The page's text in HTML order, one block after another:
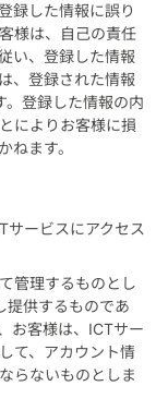
録した情報に誤り
様は、自己の責任
い、登録した情報
、登録された情報
。登録した情報の内
によりお客様に損
ねます。
サービスにアクセス
管理するものとし
提供するものであ
お客様は、ICTサー
て、アカウント情
らないものとしま